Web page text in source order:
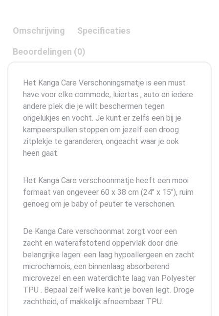
Omschrijving Specificaties
Beoordelingen (0)
Het Kanga Care Verschoningsmatje is een must
have voor elke commode, luiertas , auto en iedere
andere plek die je wilt beschermen tegen
ongelukjes en vocht. Je kunt er zelfs een bij je
kampeerspullen stoppen om jezelf een droog
zitplekje te garanderen, ongeacht waar je ook
heen gaat.
Het Kanga Care verschoonmatje heeft een mooi
formaat van ongeveer 60 x 38 cm (24″ x 15″), ruim
genoeg om je baby of peuter te verschonen.
De Kanga Care verschoonmat zorgt voor een
zacht en waterafstotend oppervlak door drie
belangrijke lagen: een laag hypoallergeen en zacht
microchamois, een binnenlaag absorberend
microvezel en een waterdichte laag van Polyester
TPU . Bepaal zelf welke kant je boven legt. Droge
zachtheid, of makkelijk afneembaar TPU.